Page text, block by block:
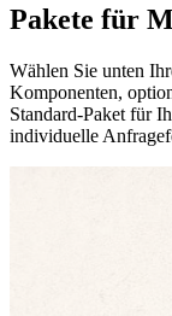
Pakete für
Wählen Sie unten
Komponenten,
Standard-Paket für
individuelle